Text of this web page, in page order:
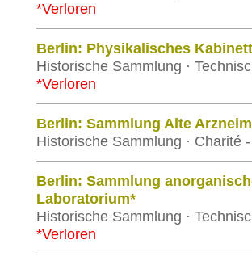
*Verloren
Berlin: Physikalisches
Historische Sammlung ·
*Verloren
Berlin: Sammlung Alte
Historische Sammlung · Charité
Berlin: Sammlung
Laboratorium*
Historische Sammlung ·
*Verloren